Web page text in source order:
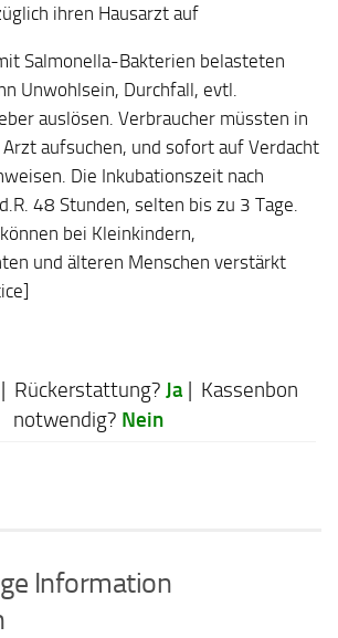
ihren Hausarzt auf
Salmonella-Bakterien belasteten
Unwohlsein, Durchfall, evtl.
auslösen. Verbraucher müssten in
aufsuchen, und sofort auf Verdacht
Die Inkubationszeit nach
48 Stunden, selten bis zu 3 Tage.
bei Kleinkindern,
und älteren Menschen verstärkt
| Rückerstattung? Ja
| Kassenbon
notwendig? Nein
Information